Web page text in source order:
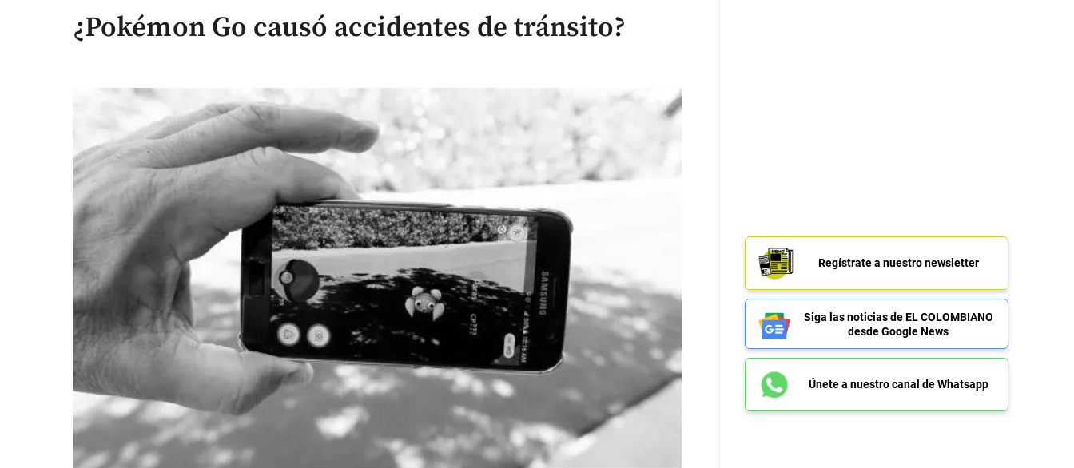
¿Pokémon Go causó accidentes de tránsito?
Regístrate a nuestro newsletter
Siga las noticias de EL COLOMBIANO
desde Google News
Únete a nuestro canal de Whatsapp